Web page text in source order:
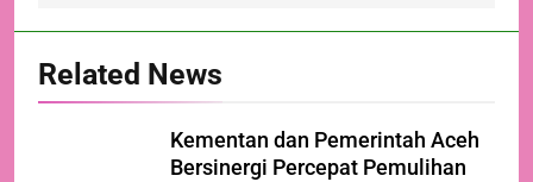
Related News
Kementan dan Pemerintah Aceh
Bersinergi Percepat Pemulihan